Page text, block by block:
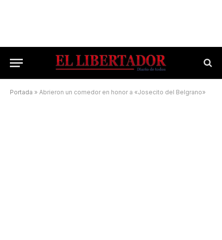
Portada » Abrieron un comedor en honor a «Josecito del Belgrano»